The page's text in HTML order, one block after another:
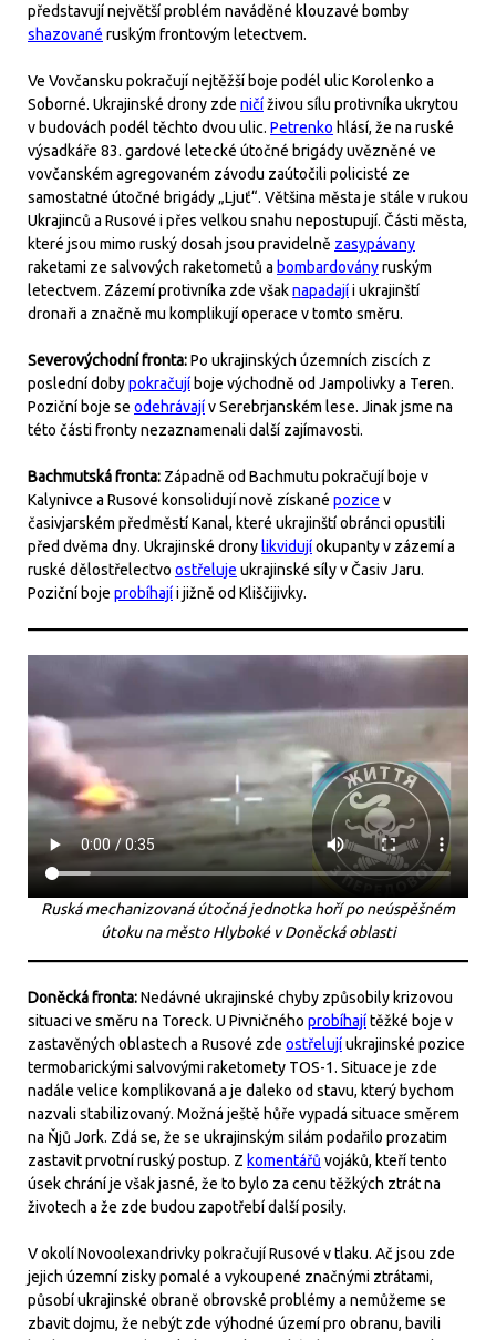
představují největší problém naváděné klouzavé bomby
shazované ruským frontovým letectvem.
Ve Vovčansku pokračují nejtěžší boje podél ulic Korolenko a
Soborné. Ukrajinské drony zde ničíživou sílu protivníka ukrytou
v budovách podél těchto dvou ulic. Petrenko hlásí, že na ruské
výsadkáře 83. gardové letecké útočné brigády uvězněné ve
vovčanském agregovaném závodu zaútočili policisté ze
samostatné útočné brigády „Ljuť“. Většina města je stále v rukou
Ukrajinců a Rusové i přes velkou snahu nepostupují. Části města,
které jsou mimo ruský dosah jsou pravidelně zasypávany
raketami ze salvových raketometů a bombardoványruským
letectvem. Zázemí protivníka zde všaknapadajíi ukrajinští
dronaři a značně mu komplikují operace v tomto směru.
Severovýchodní fronta:Po ukrajinských územních ziscích z
poslední dobypokračují boje východně od Jampolivky a Teren.
Poziční boje se odehrávajív Serebrjanském lese. Jinak jsme na
této části fronty nezaznamenali další zajímavosti.
Bachmutská fronta: Západně od Bachmutu pokračují boje v
Kalynivce a Rusové konsolidují nově získané pozice v
časivjarském předměstí Kanal, které ukrajinští obránci opustili
před dvěma dny. Ukrajinské dronylikvidujíokupanty v zázemí a
ruské dělostřelectvo ostřeluje ukrajinské síly v Časiv Jaru.
Poziční boje probíhajíi jižně od Kliščijivky.
Ruská mechanizovaná útočná jednotka hoří po neúspěšném
útoku na město Hlyboké v Doněcká oblasti
Doněcká fronta:Nedávné ukrajinské chyby způsobily krizovou
situaci ve směru na Toreck. U Pivničného probíhajítěžké boje v
zastavěných oblastech a Rusové zde ostřelujíukrajinské pozice
termobarickými salvovými raketomety TOS-1. Situace je zde
nadále velice komplikovaná a je daleko od stavu, který bychom
nazvali stabilizovaný. Možná ještě hůře vypadá situace směrem
na Ňjů Jork. Zdá se, že se ukrajinským silám podařilo prozatim
zastavit prvotní ruský postup. Z komentářů vojáků, kteří tento
úsek chrání je však jasné, že to bylo za cenu těžkých ztrát na
životech a že zde budou zapotřebí další posily.
V okolí Novoolexandrivky pokračují Rusové v tlaku. Ač jsou zde
jejich územní zisky pomalé a vykoupené značnými ztrátami,
působí ukrajinské obraně obrovské problémy a nemůžeme se
zbavit dojmu, že nebýt zde výhodné území pro obranu, bavili